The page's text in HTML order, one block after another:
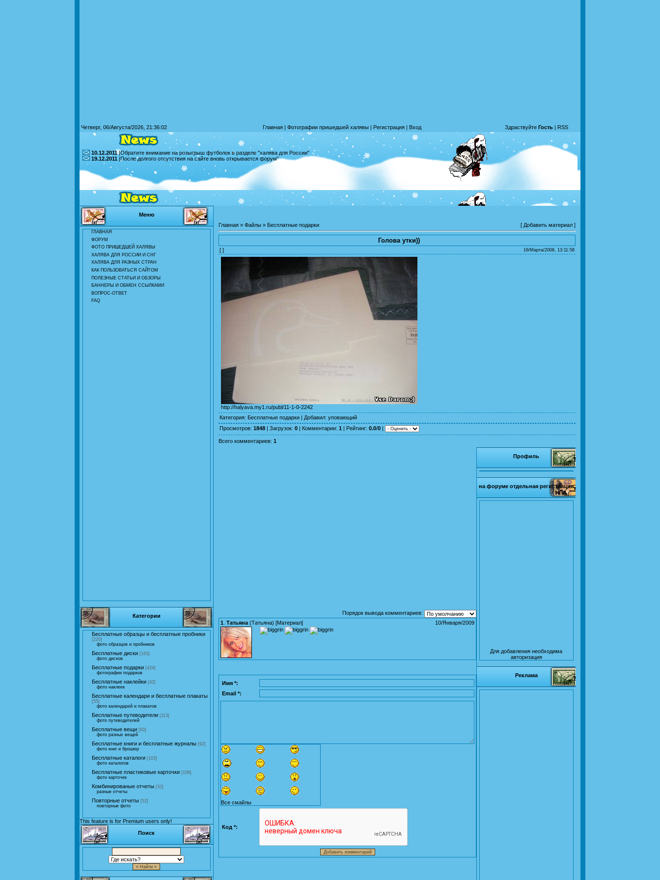
Четверг, 06/Августа/2026, 21:36:02 Главная| Фотографии пришедшей халявы| Регистрация| Вход Здраствуйте Гость | RSS
10.12.2011|Обратите внимание на розыгрыш футболок в разделе "халява для России"
19.12.2011 |После долгого отсутствия на сайте вновь открывается форум"
Меню
ГЛАВНАЯ
ФОРУМ
ФОТО ПРИШЕДШЕЙ ХАЛЯВЫ
ХАЛЯВА ДЛЯ РОССИИ И СНГ
ХАЛЯВА ДЛЯ РАЗНЫХ СТРАН
КАК ПОЛЬЗОВАТЬСЯ САЙТОМ
ПОЛЕЗНЫЕ СТАТЬИ И ОБЗОРЫ
БАННЕРЫ И ОБМЕН ССЫЛКАМИ
ВОПРОС-ОТВЕТ
FAQ
Категории
Бесплатные образцы и бесплатные пробники
[220]
фото образцов и пробников
Бесплатные диски [163]
фото дисков
Бесплатные подарки [424]
фотографии подарков
Бесплатные наклейки [42]
фото наклеек
Бесплатные календари и бесплатные плакаты
[55]
фото календарей и плакатов
Бесплатные путеводители [113]
фото путеводителей
Бесплатные вещи [93]
фото разных вещей
Бесплатные книги и бесплатные журналы [92]
фото книг и брошюр
Бесплатные каталоги [103]
фото каталогов
Бесплатные пластиковые карточки [106]
фото карточек
Комбинированые отчеты [32]
разные отчеты
Повторные отчеты [52]
повторные фото
This feature is for Premium users only!
Поиск
Главная » Файлы » Бесплатные подарки [ Добавить материал ]
Голова утки))
[ ] 16/Марта/2008, 13:11:58
http://halyava.my1.ru/publ/11-1-0-2242
Категория: Бесплатные подарки | Добавил: уповающий
Просмотров: 1848 | Загрузок: 0 | Комментарии: 1 | Рейтинг: 0.0/0 |
Всего комментариев: 1
Порядок вывода комментариев:
10/Января/2009
1 Татьяна (Татьяна) [Материал]
Имя *:
Email *:
Все смайлы
Код *:
Профиль
на форуме отдельная регистрация
Для добавления необходима
авторизация
Реклама